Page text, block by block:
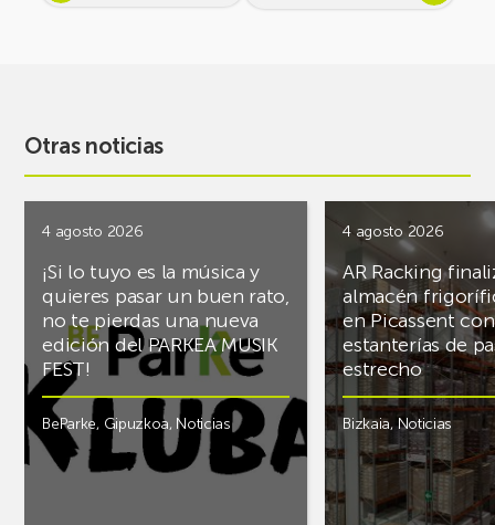
Otras noticias
4 agosto 2026
¡Si lo tuyo es la música y
quieres pasar un buen rato,
no te pierdas una nueva
edición del PARKEA MUSIK
FEST!
BeParke, Gipuzkoa, Noticias
4 agosto 2026
AR Racking
almacén
en Picassent con
estanterías de
estrecho
Bizkaia,Noticias